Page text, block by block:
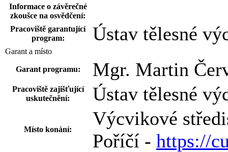
Informace o závěrečné
zkoušce na osvědčení:
Pracoviště garantující
program:
Ústav tělesné
Garant a místo
Garant programu: Mgr. Martin
Pracoviště zajišťující
uskutečnění:
Ústav tělesné
Místo konání:
Výcvikové
Poříčí - https://